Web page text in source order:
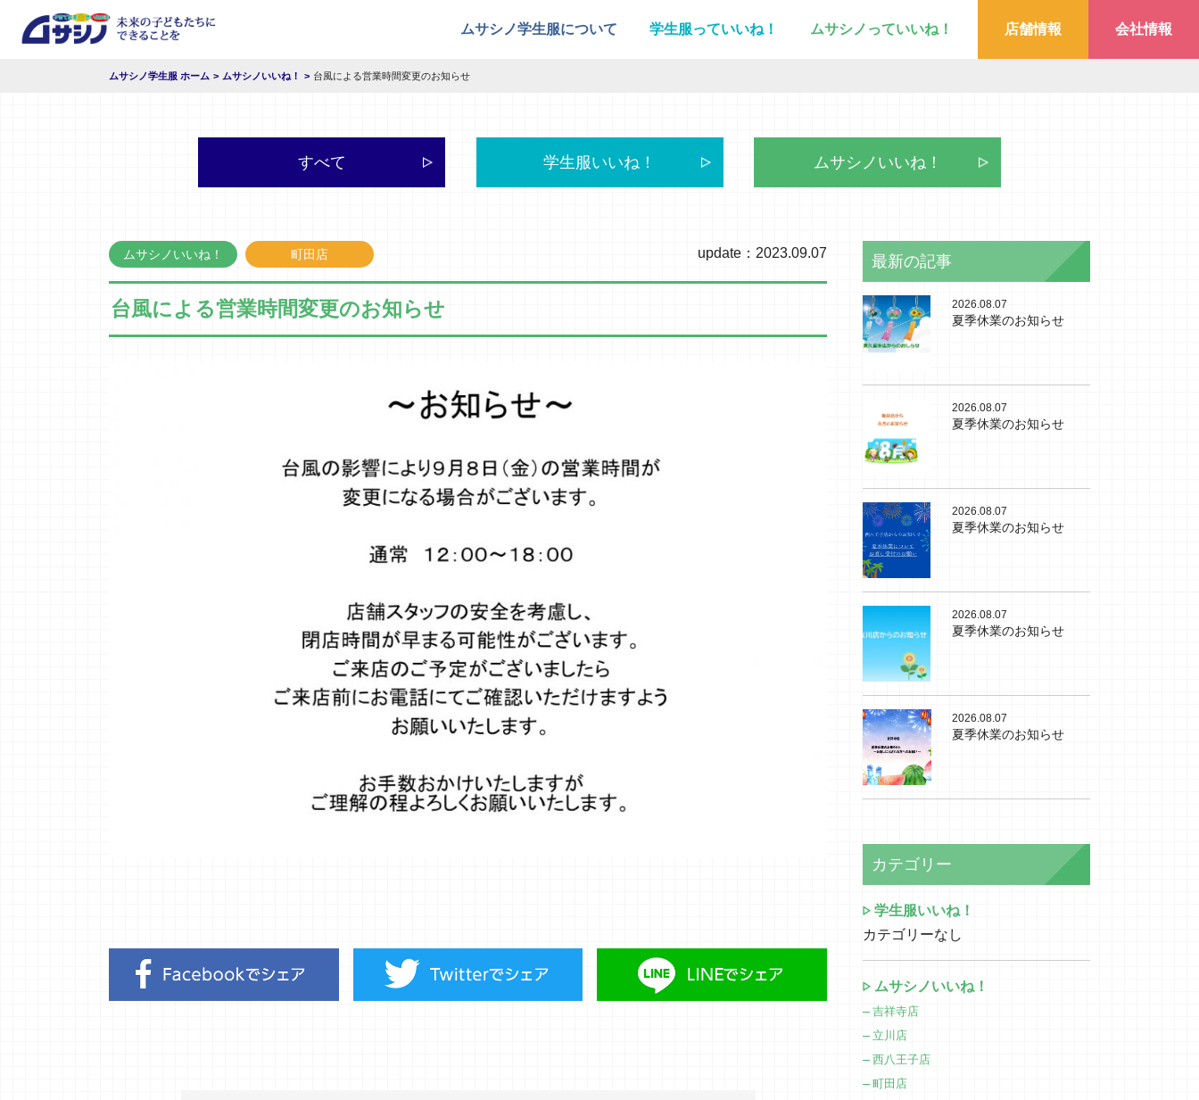
ムサシノ学生服について 学生服っていいね！ ムサシノっていいね！ 店舗情報 会社情報
ムサシノ学生服 ホーム ムサシノいいね！ 台風による営業時間変更のお知らせ
すべて 学生服いいね！ ムサシノいいね！
ムサシノいいね！ 町田店 update：2023.09.07
台風による営業時間変更のお知らせ
最新の記事
2026.08.07
夏季休業のお知らせ
2026.08.07
夏季休業のお知らせ
2026.08.07
夏季休業のお知らせ
2026.08.07
夏季休業のお知らせ
2026.08.07
夏季休業のお知らせ
カテゴリー
学生服いいね！
カテゴリーなし
ムサシノいいね！
吉祥寺店
立川店
西八王子店
町田店